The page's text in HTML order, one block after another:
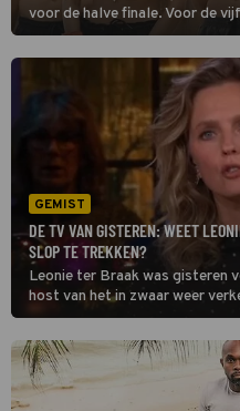
voor de halve finale. Voor de
drie zenuwslopende proeven
fysieke conditie en op
GEMIST
DE TV VAN GISTEREN: WEET
SLOP TE TREKKEN?
Leonie ter Braak was gisteren
host van het in zwaar weer
kijker ervan en weet de
krikken met haar komst? We